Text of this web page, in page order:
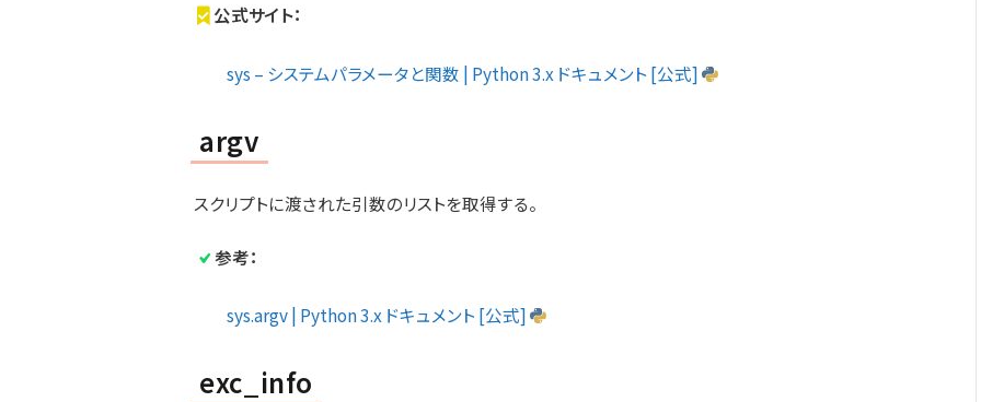
公式サイト：
sys – システムパラメータと関数 | Python 3.x ドキュメント [公式]
argv
スクリプトに渡された引数のリストを取得する。
参考：
sys.argv | Python 3.x ドキュメント [公式]
exc_info